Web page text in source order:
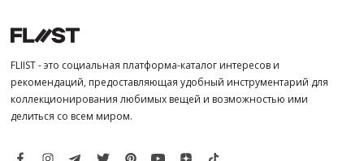
FLIIST - это социальная платформа-каталог интересов и
рекомендаций, предоставляющая удобный инструментарий для
коллекционирования любимых вещей и возможностью ими
делиться со всем миром.